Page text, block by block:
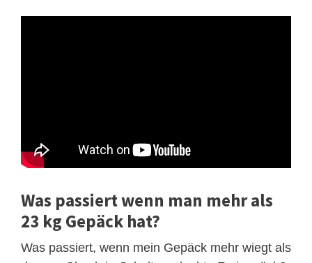
Was passiert wenn man mehr als
23 kg Gepäck hat?
Was passiert, wenn mein Gepäck mehr wiegt als